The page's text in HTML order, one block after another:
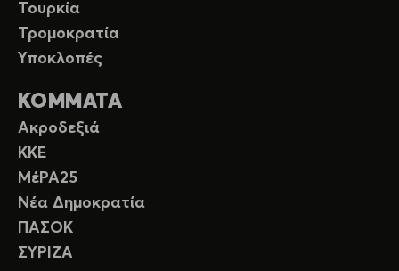
Τουρκία
Τρομοκρατία
Υποκλοπές
ΚΟΜΜΑΤΑ
Ακροδεξιά
ΚΚΕ
ΜέΡΑ25
Νέα Δημοκρατία
ΠΑΣΟΚ
ΣΥΡΙΖΑ